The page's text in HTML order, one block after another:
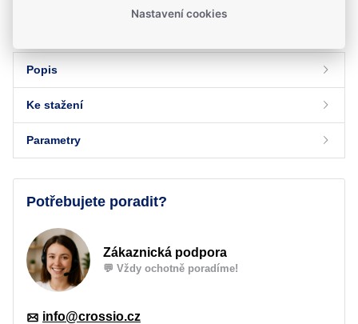
Popis
Ke stažení
Ke stažení
Parametry
Parametry a specifikace
Druh kabelu
Typ konektoru
Konektory
DC 5525
Délka kabelu
Potřebujete poradit?
Zákaznická podpora
💬 Vždy ochotně poradíme!
info@crossio.cz
Nastavení cookies